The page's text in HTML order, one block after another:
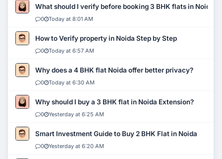
What should I verify before booking 3 BHK flats in Noida?
0 Today at 8:01 AM
How to Verify property in Noida Step by Step
0 Today at 6:57 AM
Why does a 4 BHK flat Noida offer better privacy?
0 Today at 6:30 AM
Why should I buy a 3 BHK flat in Noida Extension?
0 Yesterday at 6:25 AM
Smart Investment Guide to Buy 2 BHK Flat in Noida
0 Yesterday at 6:20 AM